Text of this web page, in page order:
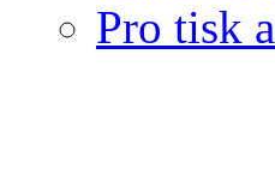
Pro tisk